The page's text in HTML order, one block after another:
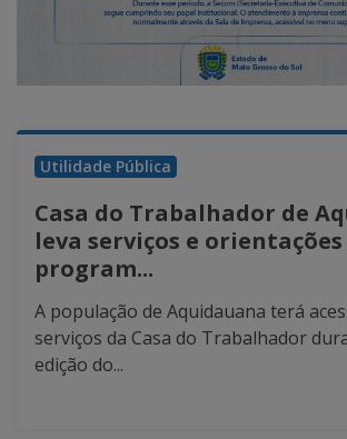
Utilidade Pública
Casa do Trabalhador de
leva serviços e orientações
program...
A população de Aquidauana terá
serviços da Casa do Trabalhador
edição do...